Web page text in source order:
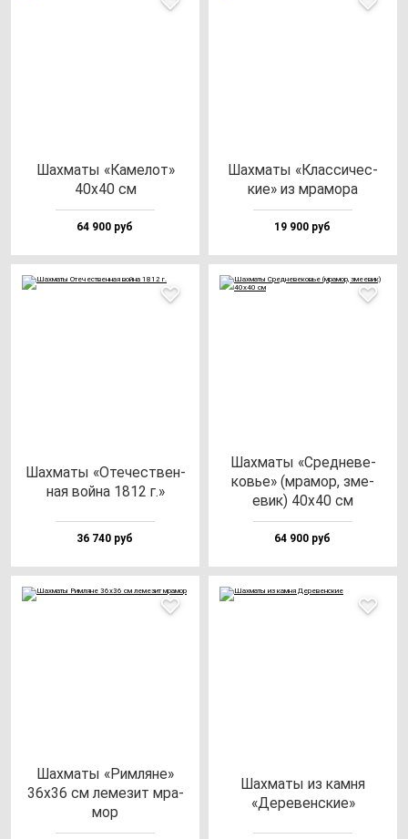
Шах­ма­ты «Каме­лот»
40х40 см
64 900 руб
Шах­ма­ты «Клас­си­чес­
кие» из мра­мо­ра
19 900 руб
Шах­ма­ты «Оте­чес­твен­
ная вой­на 1812 г.»
36 740 руб
Шах­ма­ты «Сред­не­ве­
ковье» (мра­мор, зме­
евик) 40х40 см
64 900 руб
Шах­ма­ты «Рим­ля­не»
36х36 см ле­ме­зит мра­
мор
Шах­ма­ты из кам­ня
«Дере­вен­ские»